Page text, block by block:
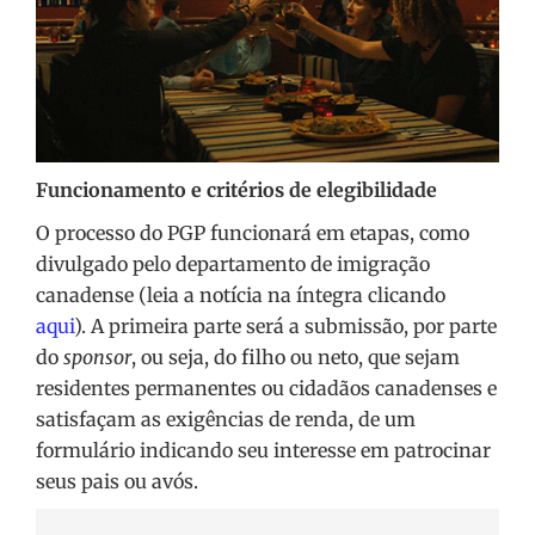
Funcionamento e critérios de elegibilidade
O processo do PGP funcionará em etapas, como
divulgado pelo departamento de imigração
canadense (leia a notícia na íntegra clicando
aqui). A primeira parte será a submissão, por parte
do sponsor, ou seja, do filho ou neto, que sejam
residentes permanentes ou cidadãos canadenses e
satisfaçam as exigências de renda, de um
formulário indicando seu interesse em patrocinar
seus pais ou avós.